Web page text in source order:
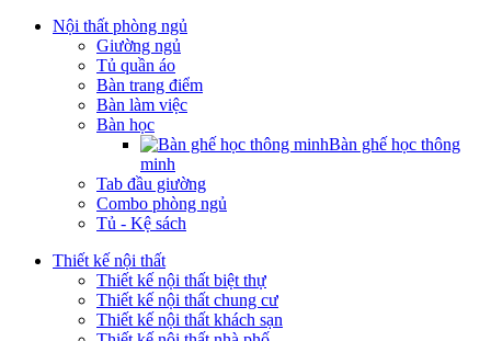
Nội thất phòng ngủ
Giường ngủ
Tủ quần áo
Bàn trang điểm
Bàn làm việc
Bàn học
Bàn ghế học thông
minh
Tab đầu giường
Combo phòng ngủ
Tủ - Kệ sách
Thiết kế nội thất
Thiết kế nội thất biệt thự
Thiết kế nội thất chung cư
Thiết kế nội thất khách sạn